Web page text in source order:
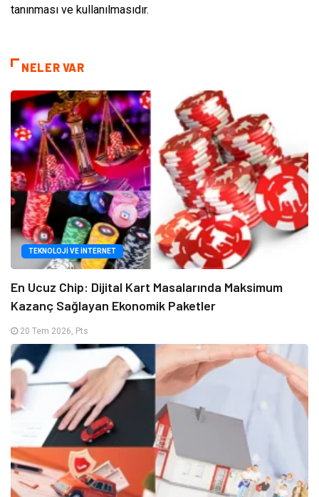
tanınması ve kullanılmasıdır.
NELER VAR
TEKNOLOJI VE İNTERNET
En Ucuz Chip: Dijital Kart Masalarında Maksimum
Kazanç Sağlayan Ekonomik Paketler
20 Tem 2026, Pts